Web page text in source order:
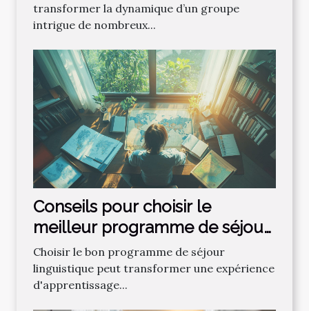
transformer la dynamique d’un groupe
intrigue de nombreux...
Conseils pour choisir le
meilleur programme de séjour
linguistique
Choisir le bon programme de séjour
linguistique peut transformer une expérience
d'apprentissage...